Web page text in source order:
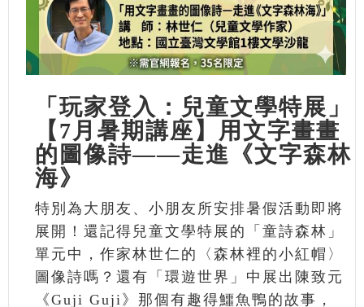
「玩家登入：兒童文學特展」
【7月暑期講座】用文字畫畫
的圖像詩——走進《文字森林
海》
特別為大朋友、小朋友所安排暑假活動即將
展開！還記得兒童文學特展的「童詩森林」
單元中，作家林世仁的〈森林裡的小紅帽〉
圖像詩嗎？還有「環遊世界」中展出陳致元
《Guji Guji》那個有趣得鱷魚鴨的故事，